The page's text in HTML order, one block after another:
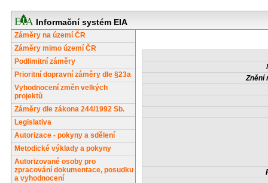
Informační systém EIA
Záměry na území ČR
Záměry mimo území ČR
Podlimitní záměry
Prioritní dopravní záměry dle §23a
Vyhodnocení změn velkých
projektů
Záměry dle zákona 244/1992 Sb.
Legislativa
Autorizace - pokyny a sdělení
Metodické výklady a pokyny
Autorizované osoby pro
zpracování dokumentace, posudku
a vyhodnocení
Znění